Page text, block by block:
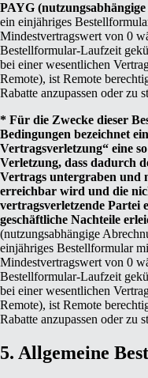
PAYG
ein einjähriges
Mindestvertragswert von 0
Bestellformular-Laufzeit
bei einer wesentlichen
Remote), ist Remote
Rabatte anzupassen oder zu
* Für die Zwecke dieser
Bedingungen bezeichnet
Vertragsverletzung“ eine
Verletzung, dass dadurch
Vertrags untergraben und
erreichbar wird und die
vertragsverletzende Partei
geschäftliche Nachteile
(nutzungsabhängige
einjähriges Bestellformular
Mindestvertragswert von 0
Bestellformular-Laufzeit
bei einer wesentlichen
Remote), ist Remote
Rabatte anzupassen oder zu
5. Allgemeine